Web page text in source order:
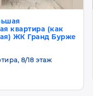
квартира (как
ЖК Гранд Бурже
8/18 этаж